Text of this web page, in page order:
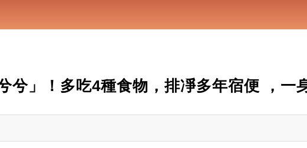
兮」！多吃4種食物，排凈多年宿便 ，一